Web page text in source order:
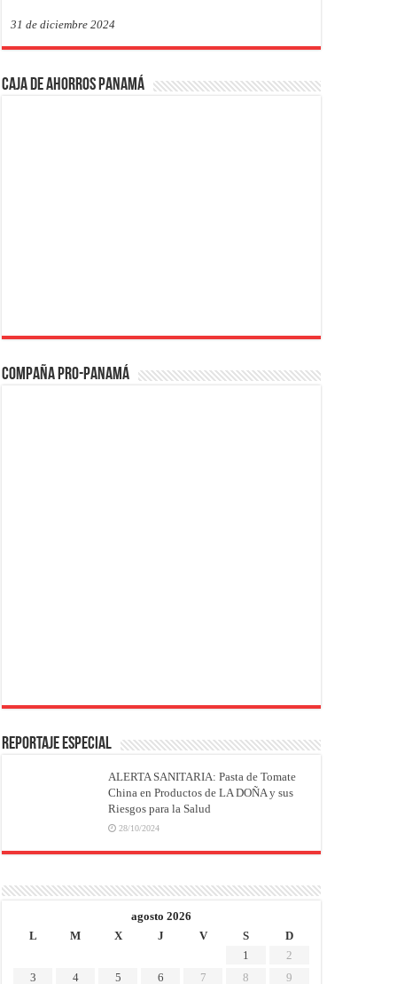
31 de diciembre 2024
Caja de Ahorros Panamá
Compaña PRO-Panamá
REPORTAJE ESPECIAL
ALERTA SANITARIA: Pasta de Tomate
China en Productos de LA DOÑA y sus
Riesgos para la Salud
28/10/2024
agosto 2026
L
M X J V S
D
1
2
3
4 5 6 7 8 9